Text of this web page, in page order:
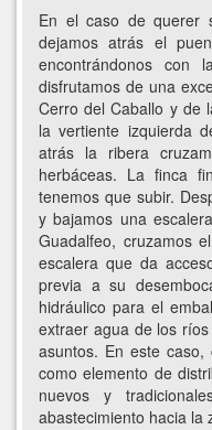
En el caso de querer
dejamos atrás el
encontrándonos con
disfrutamos de una
Cerro del Caballo y de
la vertiente izquierda
atrás la ribera
herbáceas. La finca
tenemos que subir.
y bajamos una
Guadalfeo, cruzamos
escalera que da
previa a su
hidráulico para el
extraer agua de los
asuntos. En este
como elemento de
nuevos y
abastecimiento hacia la